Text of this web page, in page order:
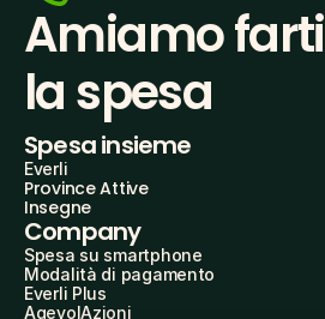
Amiamo farti
la spesa
Spesa insieme
Everli
Province Attive
Insegne
Company
Spesa su smartphone
Modalità di pagamento
Everli Plus
AgevolAzioni